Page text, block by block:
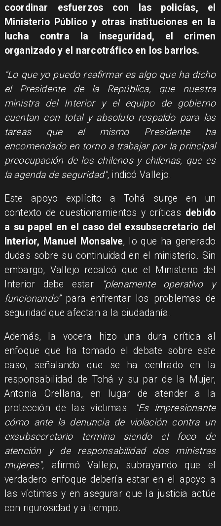
coordinar esfuerzos con las policías, el
Ministerio Público y otras instituciones en la
lucha contra la inseguridad, el crimen
organizado y el narcotráfico en los barrios.
"Lo que yo puedo reafirmar es algo que ha dicho
el Presidente de la República, que nuestra
ministra del Interior y el equipo de gobierno
cuentan con total y absoluto respaldo para las
tareas que el mismo Presidente ha
encomendado en torno a trabajar por la principal
preocupación de los chilenos y chilenas, que es
la agenda de seguridad", indicó Vallejo.
Este apoyo explícito a Tohá surge en un
contexto de cuestionamientos y críticas debido
a su papel en el caso del exsubsecretario del
Interior, Manuel Monsalve, lo que ha generado
dudas sobre su continuidad en el ministerio. Sin
embargo, Vallejo recalcó que el Ministerio del
Interior debe estar
“plenamente operativo y
funcionando”para enfrentar los problemas de
seguridad que afectan a la ciudadanía.
Además, la vocera hizo una dura crítica al
enfoque que ha tomado el debate sobre este
caso, señalando que se ha centrado en la
responsabilidad de Tohá y su par de la Mujer,
Antonia Orellana, en lugar de atender a la
protección de las víctimas.
"Es impresionante
cómo ante la denuncia de violación contra un
exsubsecretario termina siendo el foco de
atención y de responsabilidad dos ministras
mujeres", afirmó Vallejo, subrayando que el
verdadero enfoque debería estar en el apoyo a
las víctimas y en asegurar que la justicia actúe
con rigurosidad y a tiempo.